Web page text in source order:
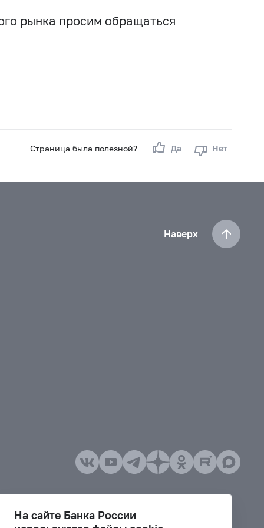
рынка просим обращаться
Страница была полезной? Да Нет
Наверх
На сайте Банка России